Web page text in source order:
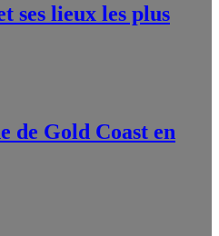
ses lieux les plus
de Gold Coast en